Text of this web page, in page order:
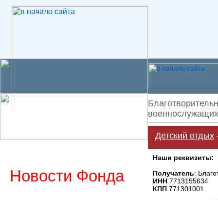
Детский отдых
Новости Фонда
Наши реквизиты:
Получатель:
ИНН 7713155634
КПП 771301001